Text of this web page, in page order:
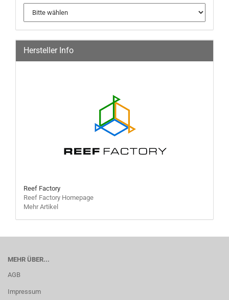
Hersteller Info
Reef Factory
Reef Factory Homepage
Mehr Artikel
MEHR ÜBER...
AGB
Impressum